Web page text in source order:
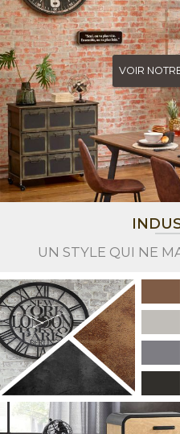
VOIR
UN STYLE QUI NE